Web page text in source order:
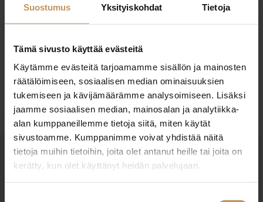
Suostumus Yksityiskohdat Tietoja
Tämä sivusto käyttää evästeitä
Käytämme evästeitä tarjoamamme sisällön ja mainosten
räätälöimiseen, sosiaalisen median ominaisuuksien
tukemiseen ja kävijämäärämme analysoimiseen. Lisäksi
jaamme sosiaalisen median, mainosalan ja analytiikka-
alan kumppaneillemme tietoja siitä, miten käytät
sivustoamme. Kumppanimme voivat yhdistää näitä
tietoja muihin tietoihin, joita olet antanut heille tai joita on
kerätty, kun olet käyttänyt heidän palvelujaan.
Voit olla yhteydessä Anttiin puhelimitse tai
toimistolle.
OTA YHTEYTTÄ
Miten voin auttaa